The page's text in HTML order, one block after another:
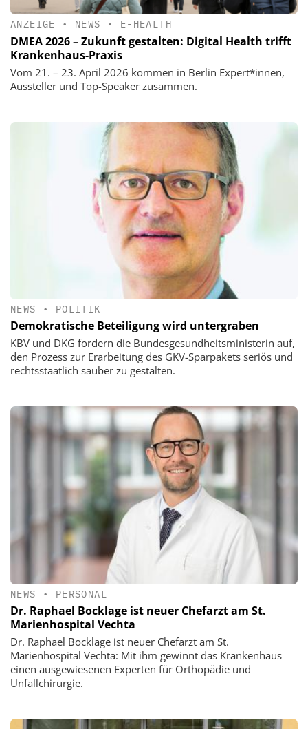
ANZEIGE • NEWS • E-HEALTH
DMEA 2026 – Zukunft gestalten: Digital Health trifft
Krankenhaus-Praxis
Vom 21. – 23. April 2026 kommen in Berlin Expert*innen,
Aussteller und Top-Speaker zusammen.
NEWS • POLITIK
Demokratische Beteiligung wird untergraben
KBV und DKG fordern die Bundesgesundheitsministerin auf,
den Prozess zur Erarbeitung des GKV-Sparpakets seriös und
rechtsstaatlich sauber zu gestalten.
NEWS • PERSONAL
Dr. Raphael Bocklage ist neuer Chefarzt am St.
Marienhospital Vechta
Dr. Raphael Bocklage ist neuer Chefarzt am St.
Marienhospital Vechta: Mit ihm gewinnt das Krankenhaus
einen ausgewiesenen Experten für Orthopädie und
Unfallchirurgie.